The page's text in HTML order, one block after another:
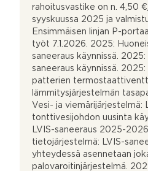
rahoitusvastike on n. 4,50
syyskuussa 2025 ja
Ensimmäisen linjan P-
työt 7.1.2026. 2025:
saneeraus käynnissä.
saneeraus käynnissä.
patterien
lämmitysjärjestelmän
Vesi- ja viemärijärjestelmä:
tonttivesijohdon uusinta
LVIS-saneeraus 2025-
tietojärjestelmä: LVIS-
yhteydessä asennetaan
palovaroitinjärjestelmä.